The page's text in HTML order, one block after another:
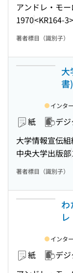
アンドレ・モ
1970<KR164-3>
著者標目（識別子）
大
書)
紙 デ
大学情報宣伝
中央大学出版部
インタ
著者標目（識別子）
わ
紙 デ
インタ